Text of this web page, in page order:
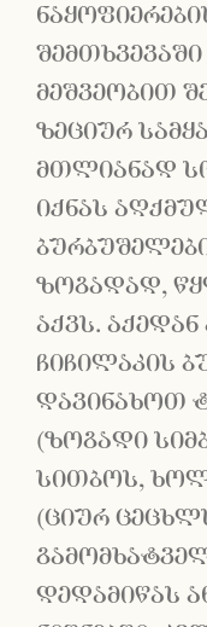
მეშვეობით
ზეციურ
მთლიანად
იქნას
ზოგადად,
აქვს.
ჩიჩილაკის
დავინახოთ
(ზოგადი
სითბოს,
(ციურ
დედამიწას